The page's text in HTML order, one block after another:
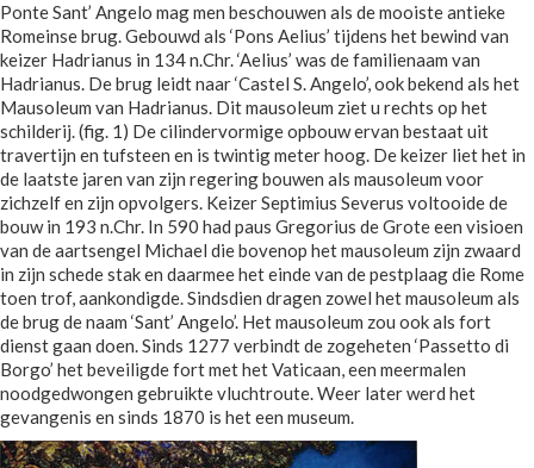
Ponte Sant’ Angelo mag men beschouwen als de mooiste antieke
Romeinse brug. Gebouwd als ‘Pons Aelius’ tijdens het bewind van
keizer Hadrianus in 134 n.Chr. ‘Aelius’ was de familienaam van
Hadrianus. De brug leidt naar ‘Castel S. Angelo’, ook bekend als het
Mausoleum van Hadrianus. Dit mausoleum ziet u rechts op het
schilderij. (fig. 1) De cilindervormige opbouw ervan bestaat uit
travertijn en tufsteen en is twintig meter hoog. De keizer liet het in
de laatste jaren van zijn regering bouwen als mausoleum voor
zichzelf en zijn opvolgers. Keizer Septimius Severus voltooide de
bouw in 193 n.Chr. In 590 had paus Gregorius de Grote een visioen
van de aartsengel Michael die bovenop het mausoleum zijn zwaard
in zijn schede stak en daarmee het einde van de pestplaag die Rome
toen trof, aankondigde. Sindsdien dragen zowel het mausoleum als
de brug de naam ‘Sant’ Angelo’. Het mausoleum zou ook als fort
dienst gaan doen. Sinds 1277 verbindt de zogeheten ‘Passetto di
Borgo’ het beveiligde fort met het Vaticaan, een meermalen
noodgedwongen gebruikte vluchtroute. Weer later werd het
gevangenis en sinds 1870 is het een museum.